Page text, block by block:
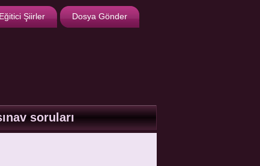
Eğitici Şiirler Dosya Gönder
soruları